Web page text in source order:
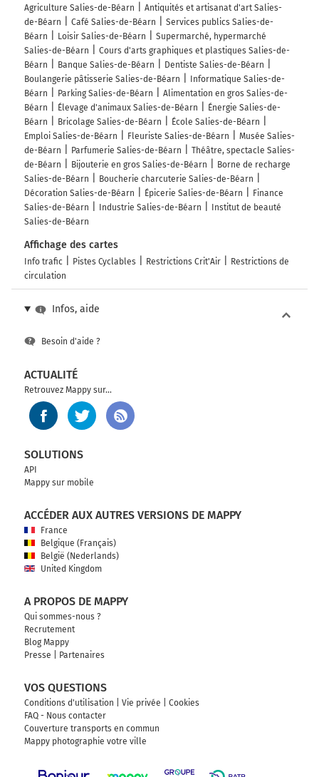
Agriculture Salies-de-Béarn
Antiquités et artisanat d'art Salies-
de-Béarn
Café Salies-de-Béarn
Services publics Salies-de-
Béarn
Loisir Salies-de-Béarn
Supermarché, hypermarché
Salies-de-Béarn
Cours d'arts graphiques et plastiques Salies-de-
Béarn
Banque Salies-de-Béarn
Dentiste Salies-de-Béarn
Boulangerie pâtisserie Salies-de-Béarn
Informatique Salies-de-
Béarn
Parking Salies-de-Béarn
Alimentation en gros Salies-de-
Béarn
Élevage d'animaux Salies-de-Béarn
Énergie Salies-de-
Béarn
Bricolage Salies-de-Béarn
École Salies-de-Béarn
Emploi Salies-de-Béarn
Fleuriste Salies-de-Béarn
Musée Salies-
de-Béarn
Parfumerie Salies-de-Béarn
Théâtre, spectacle Salies-
de-Béarn
Bijouterie en gros Salies-de-Béarn
Borne de recharge
Salies-de-Béarn
Boucherie charcuterie Salies-de-Béarn
Décoration Salies-de-Béarn
Épicerie Salies-de-Béarn
Finance
Salies-de-Béarn
Industrie Salies-de-Béarn
Institut de beauté
Salies-de-Béarn
Affichage des cartes
Info trafic Pistes Cyclables Restrictions Crit'Air
Restrictions de
circulation
Infos, aide
Besoin d'aide ?
ACTUALITÉ
Retrouvez Mappy sur...
SOLUTIONS
API
Mappy sur mobile
ACCÉDER AUX AUTRES VERSIONS DE MAPPY
France
Belgique (Français)
België (Nederlands)
United Kingdom
A PROPOS DE MAPPY
Qui sommes-nous ?
Recrutement
Blog Mappy
Presse
Partenaires
VOS QUESTIONS
Conditions d'utilisation Vie privée
Cookies
FAQ - Nous contacter
Couverture transports en commun
Mappy photographie votre ville